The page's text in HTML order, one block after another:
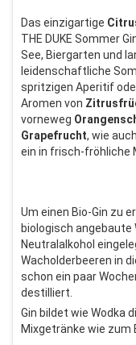
Das einzigartige
THE DUKE Sommer
See, Biergarten und
leidenschaftliche
spritzigen Aperitif
Aromen von
vorneweg
Grapefrucht, wie auch
ein in frisch-fröhliche
Um einen Bio-Gin zu
biologisch angebaute
Neutralalkohol
Wacholderbeeren in
schon ein paar
destilliert.
Gin bildet wie Wodka
Mixgetränke wie zum